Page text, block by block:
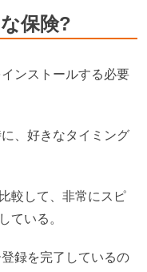
保険?
ンストールする必要
、好きなタイミング
較して、非常にスピ
ている。
録を完了しているの